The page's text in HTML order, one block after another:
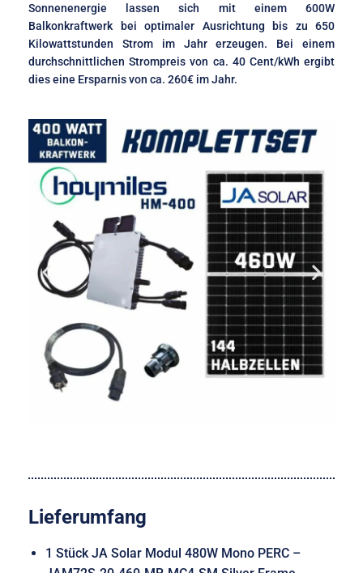
Sonnenenergie lassen sich mit einem 600W
Balkonkraftwerk bei optimaler Ausrichtung bis zu 650
Kilowattstunden Strom im Jahr erzeugen. Bei einem
durchschnittlichen Strompreis von ca. 40 Cent/kWh ergibt
dies eine Ersparnis von ca. 260€ im Jahr.
Lieferumfang
1 Stück JA Solar Modul 480W Mono PERC –